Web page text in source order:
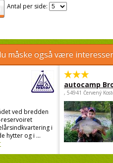
Antal per side:
måske også være
ved bredden
reservoiret
i
hytter og i ...
autocamp
, 54941 Červený